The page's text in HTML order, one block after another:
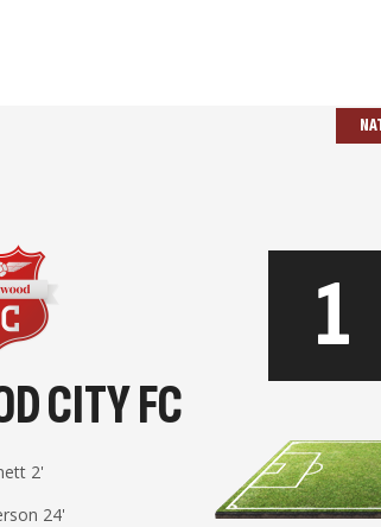
CITY FC
2'
24'
1